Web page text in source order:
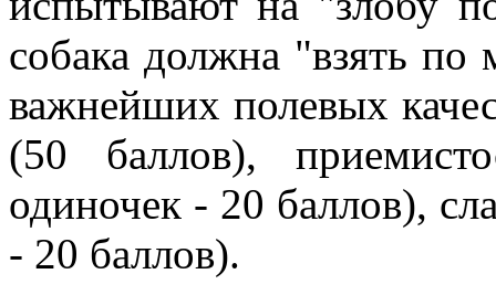
собака должна "взять по
важнейших полевых
(50 баллов),
одиночек - 20 баллов),
- 20 баллов).